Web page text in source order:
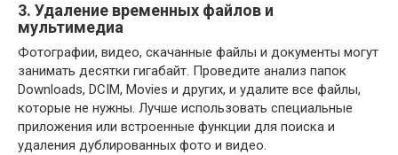
3. Удаление временных файлов и
мультимедиа
Фотографии, видео, скачанные файлы и документы могут
занимать десятки гигабайт. Проведите анализ папок
Downloads, DCIM, Movies и других, и удалите все файлы,
которые не нужны. Лучше использовать специальные
приложения или встроенные функции для поиска и
удаления дублированных фото и видео.